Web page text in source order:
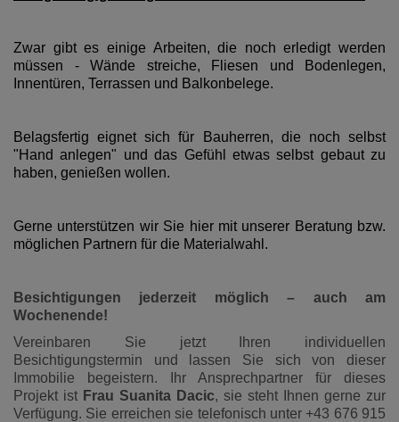
Zwar gibt es einige Arbeiten, die noch erledigt werden
müssen - Wände streiche, Fliesen und Bodenlegen,
Innentüren, Terrassen und Balkonbelege.
Belagsfertig eignet sich für Bauherren, die noch selbst
"Hand anlegen" und das Gefühl etwas selbst gebaut zu
haben, genießen wollen.
Gerne unterstützen wir Sie hier mit unserer Beratung bzw.
möglichen Partnern für die Materialwahl.
Besichtigungen jederzeit möglich – auch am
Wochenende!
Vereinbaren Sie jetzt Ihren individuellen
Besichtigungstermin und lassen Sie sich von dieser
Immobilie begeistern. Ihr Ansprechpartner für dieses
Projekt ist Frau Suanita Dacic, sie steht Ihnen gerne zur
Verfügung. Sie erreichen sie telefonisch unter +43 676 915